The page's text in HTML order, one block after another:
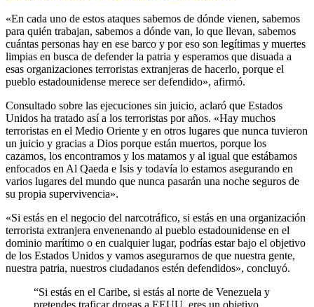
«En cada uno de estos ataques sabemos de dónde vienen, sabemos
para quién trabajan, sabemos a dónde van, lo que llevan, sabemos
cuántas personas hay en ese barco y por eso son legítimas y muertes
limpias en busca de defender la patria y esperamos que disuada a
esas organizaciones terroristas extranjeras de hacerlo, porque el
pueblo estadounidense merece ser defendido», afirmó.
Consultado sobre las ejecuciones sin juicio, aclaró que Estados
Unidos ha tratado así a los terroristas por años. «Hay muchos
terroristas en el Medio Oriente y en otros lugares que nunca tuvieron
un juicio y gracias a Dios porque están muertos, porque los
cazamos, los encontramos y los matamos y al igual que estábamos
enfocados en Al Qaeda e Isis y todavía lo estamos asegurando en
varios lugares del mundo que nunca pasarán una noche seguros de
su propia supervivencia».
«Si estás en el negocio del narcotráfico, si estás en una organización
terrorista extranjera envenenando al pueblo estadounidense en el
dominio marítimo o en cualquier lugar, podrías estar bajo el objetivo
de los Estados Unidos y vamos asegurarnos de que nuestra gente,
nuestra patria, nuestros ciudadanos estén defendidos», concluyó.
“Si estás en el Caribe, si estás al norte de Venezuela y